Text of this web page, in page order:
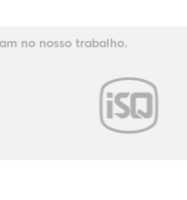
no nosso trabalho.